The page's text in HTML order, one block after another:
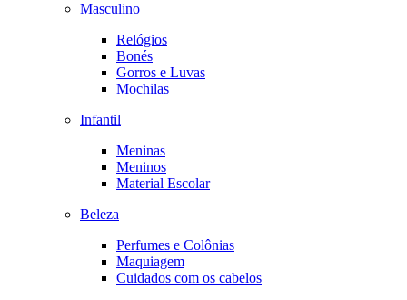
Masculino
Relógios
Bonés
Gorros e Luvas
Mochilas
Infantil
Meninas
Meninos
Material Escolar
Beleza
Perfumes e Colônias
Maquiagem
Cuidados com os cabelos